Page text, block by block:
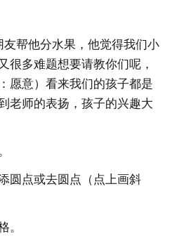
帮他分水果，他觉得我们小
很多难题想要请教你们呢，
愿意）看来我们的孩子都是
老师的表扬，孩子的兴趣大
圆点或去圆点（点上画斜
。